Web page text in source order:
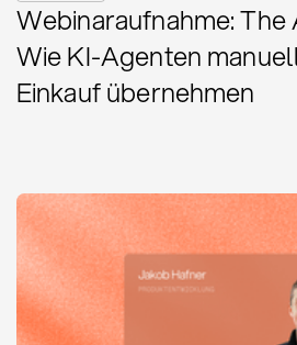
Webinaraufnahme: The
Wie KI-Agenten
Einkauf übernehmen